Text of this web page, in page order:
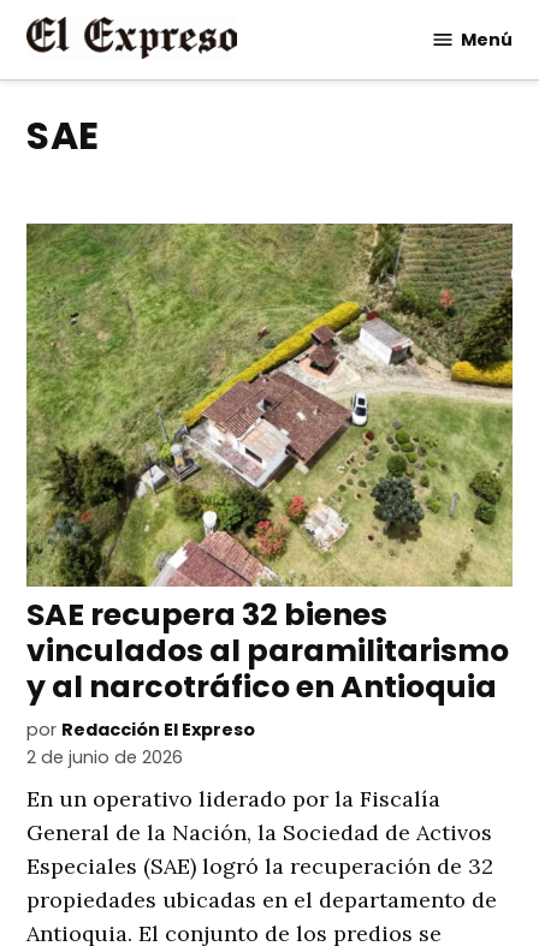
Saltar
contenido
Menú
SAE
SAE recupera 32 bienes
vinculados al paramilitarismo
y al narcotráfico en Antioquia
por Redacción El Expreso
2 de junio de 2026
En un operativo liderado por la Fiscalía
General de la Nación, la Sociedad de Activos
Especiales (SAE) logró la recuperación de 32
propiedades ubicadas en el departamento de
Antioquia. El conjunto de los predios se